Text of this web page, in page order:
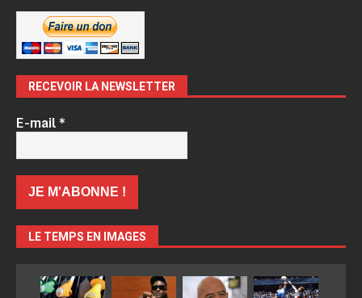
RECEVOIR LA NEWSLETTER
E-mail*
LE TEMPS EN IMAGES